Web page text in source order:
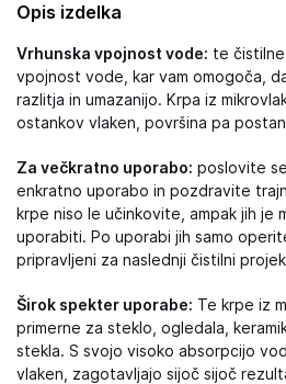
Opis izdelka
Vrhunska vpojnost vode: te
vpojnost vode, kar vam omogoča,
razlitja in umazanijo. Krpa iz
ostankov vlaken, površina pa
Za večkratno uporabo: poslovite
enkratno uporabo in pozdravite
krpe niso le učinkovite, ampak jih je
uporabiti. Po uporabi jih samo
pripravljeni za naslednji čistilni
Širok spekter uporabe: Te krpe iz
primerne za steklo, ogledala,
stekla. S svojo visoko absorpcijo
vlaken, zagotavljajo sijoč sijoč